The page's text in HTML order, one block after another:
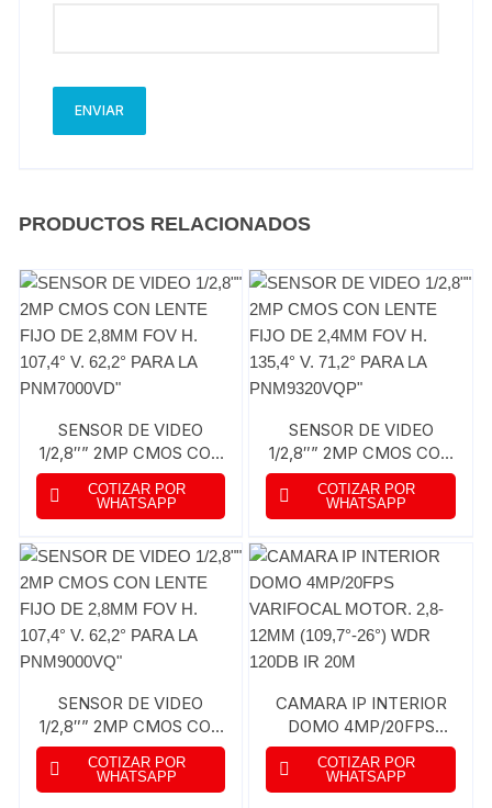
PRODUCTOS RELACIONADOS
SENSOR DE VIDEO
1/2,8″” 2MP CMOS CON
LENTE FIJO DE 2,8MM
FOV H. 107,4° V. 62,2°
PARA LA PNM7000VD”
COTIZAR POR
WHATSAPP
SENSOR DE VIDEO
1/2,8″” 2MP CMOS CON
LENTE FIJO DE 2,4MM
FOV H. 135,4° V. 71,2°
PARA LA
PNM9320VQP”
COTIZAR POR
WHATSAPP
SENSOR DE VIDEO
1/2,8″” 2MP CMOS CON
LENTE FIJO DE 2,8MM
FOV H. 107,4° V. 62,2°
PARA LA PNM9000VQ”
COTIZAR POR
WHATSAPP
CAMARA IP INTERIOR
DOMO 4MP/20FPS
VARIFOCAL MOTOR.
2,8-12MM (109,7°-26°)
WDR 120DB IR 20M
COTIZAR POR
WHATSAPP